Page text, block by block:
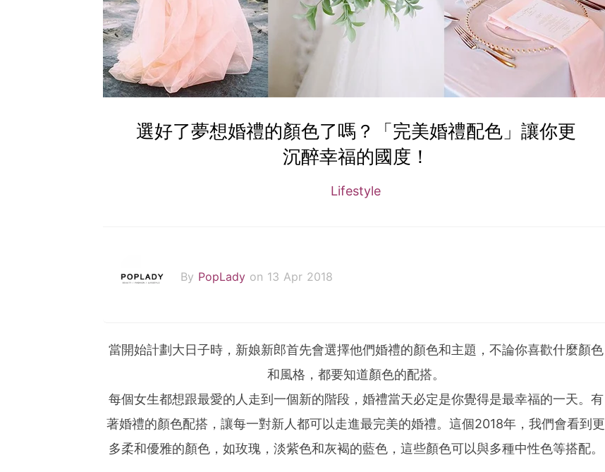
選好了夢想婚禮的顏色了嗎？「完美婚禮配色」讓你更
沉醉幸福的國度！
Lifestyle
By PopLady on 13 Apr 2018
當開始計劃大日子時，新娘新郎首先會選擇他們婚禮的顏色和主題，不論你喜歡什麼顏色
和風格，都要知道顏色的配搭。
每個女生都想跟最愛的人走到一個新的階段，婚禮當天必定是你覺得是最幸福的一天。有
著婚禮的顏色配搭，讓每一對新人都可以走進最完美的婚禮。這個2018年，我們會看到更
多柔和優雅的顏色，如玫瑰，淡紫色和灰褐的藍色，這些顏色可以與多種中性色等搭配。